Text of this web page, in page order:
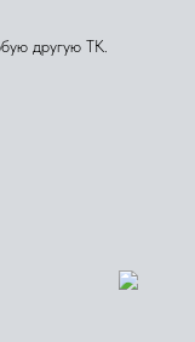
другую ТК.